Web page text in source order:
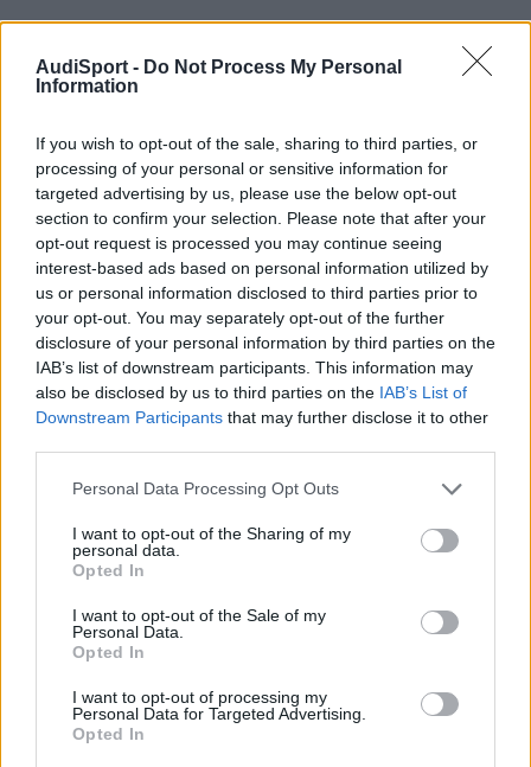
AudiSport - Do Not Process My Personal
Information
If you wish to opt-out of the sale, sharing to third parties, or
processing of your personal or sensitive information for
targeted advertising by us, please use the below opt-out
section to confirm your selection. Please note that after your
opt-out request is processed you may continue seeing
interest-based ads based on personal information utilized by
us or personal information disclosed to third parties prior to
your opt-out. You may separately opt-out of the further
disclosure of your personal information by third parties on the
IAB’s list of downstream participants. This information may
also be disclosed by us to third parties on the IAB’s List of
Downstream Participants that may further disclose it to other
Personal Data Processing Opt Outs
I want to opt-out of the Sharing of my
personal data.
Opted In
I want to opt-out of the Sale of my
Personal Data.
Opted In
I want to opt-out of processing my
Personal Data for Targeted Advertising.
Opted In
Chema, siento mucho lo que te ha sucedido. Sabes que estoy
Al final no me tocó la loteria....así que toca jod**se...
Responder
Curro-A6 avant 163cv
Publicado21 de Enero del 2011
Lo siento tío...me da un coraje leer cosas así!
... y es que
esta p*t* crisis se está llevando por delante las ilusiones de
muchísima gente
:thumbsup: ...y la que queda por
caer...
Publicado21 de Enero del 2011
tu coche por que tu me lo contaste cuando estube en tu casa
pero si al final decides despiezarlo que espero que no pues ya